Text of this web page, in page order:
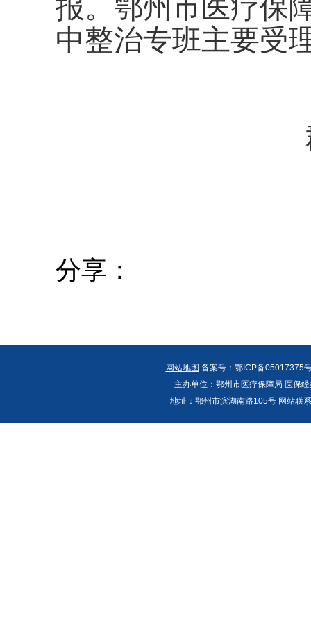
报。鄂州市医疗保
中整治专班主要受
群众身边
分享：
网站地图 备案号：鄂ICP备05017375
主办单位：鄂州市医疗保障局 医保
地址：鄂州市滨湖南路105号 网站